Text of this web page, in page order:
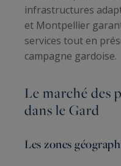
infrastructures
et Montpellier
services tout en
campagne gardoise.
Le marché des
dans le Gard
Les zones